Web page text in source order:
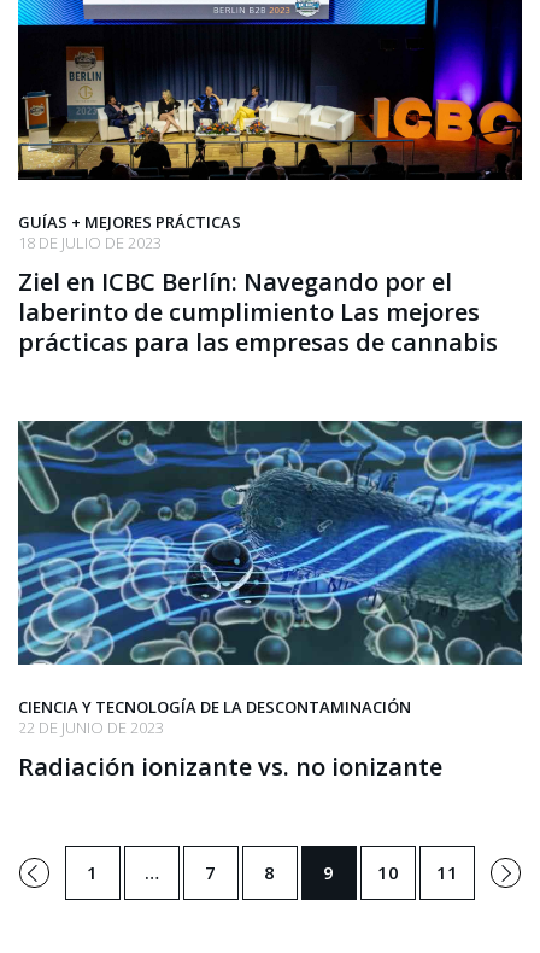
GUÍAS + MEJORES PRÁCTICAS
18 DE JULIO DE 2023
Ziel en ICBC Berlín: Navegando por el
laberinto de cumplimiento Las mejores
prácticas para las empresas de cannabis
CIENCIA Y TECNOLOGÍA DE LA DESCONTAMINACIÓN
22 DE JUNIO DE 2023
Radiación ionizante vs. no ionizante
← 1 … 7 8 9 10 11 →